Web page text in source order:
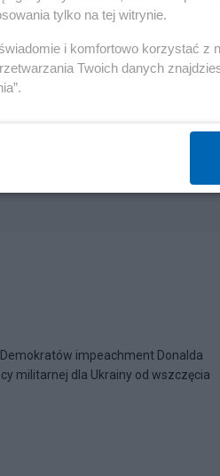
impeachment Donalda
militarnej dla Ukrainy od wszczęcia
tylko na tej witrynie.
i komfortowo korzystać z
Twoich danych